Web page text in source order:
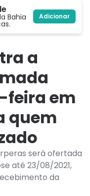
Bahia Adicionar
a
feira em
quem
será ofertada
até 23/08/2021,
da